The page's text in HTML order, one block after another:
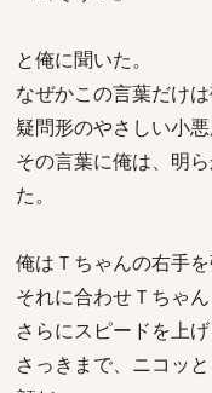
と俺に聞いた。
なぜかこの言葉だけは
疑問形のやさしい小
その言葉に俺は、明
た。
俺はＴちゃんの右手を
それに合わせＴちゃ
さらにスピードを上げ
さっきまで、ニコッ